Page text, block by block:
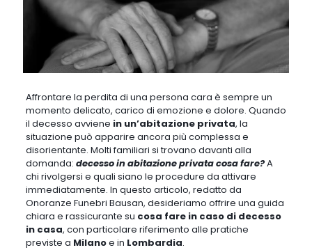
Affrontare la perdita di una persona cara è sempre un
momento delicato, carico di emozione e dolore. Quando
il decesso avviene in un’abitazione privata, la
situazione può apparire ancora più complessa e
disorientante. Molti familiari si trovano davanti alla
domanda: decesso in abitazione privata cosa fare?A
chi rivolgersi e quali siano le procedure da attivare
immediatamente. In questo articolo, redatto da
Onoranze Funebri Bausan, desideriamo offrire una guida
chiara e rassicurante su cosa fare in caso di decesso
in casa, con particolare riferimento alle pratiche
previste a Milanoe in Lombardia.